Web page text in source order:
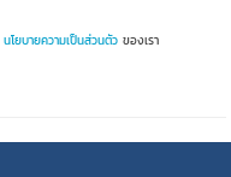
นโยบายความเป็นส่วนตัว ของเรา